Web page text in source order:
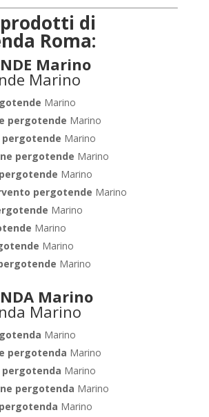
di
Roma:
Marino
Marino
pergotende Marino
pergotende Marino
pergotende Marino
Marino
pergotende Marino
Marino
Marino
Marino
Marino
Marino
Marino
pergotenda Marino
pergotenda Marino
pergotenda Marino
Marino